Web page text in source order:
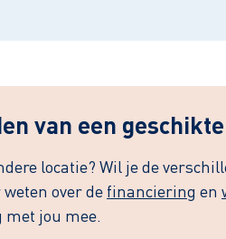
van een
locatie? Wil je de
over de financiering en
met jou mee.